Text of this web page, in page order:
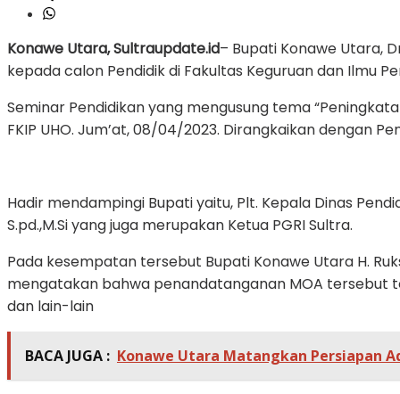
Konawe Utara, Sultraupdate.id– Bupati Konawe Utara,
kepada calon Pendidik di Fakultas Keguruan dan Ilmu
Seminar Pendidikan yang mengusung tema
FKIP UHO. Jum’at, 08/04/2023. Dirangkaikan dengan
Hadir mendampingi Bupati yaitu, Plt. Kepala Dinas
S.pd.,M.Si yang juga merupakan Ketua PGRI Sultra.
Pada kesempatan tersebut Bupati Konawe Utara H.
mengatakan bahwa penandatanganan MOA tersebut
dan lain-lain
BACA JUGA : Konawe Utara Matangkan Persiapan